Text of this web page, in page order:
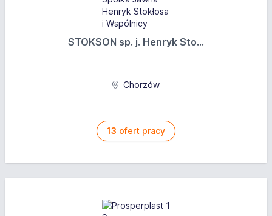
Mile widziane doświadczenie w pracy na w/w
stanowisku, szczególnie branży hotelowej lub
pokrewnej
wyznaczania celów oraz budowania i motywowania
Rozumienie specyfiki działalności obiektu
STOKSON sp. j. Henryk Sto...
Chorzów
13 ofert pracy